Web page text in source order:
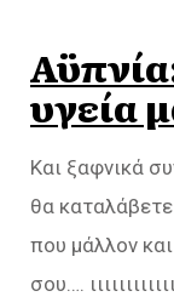
υγεία
Και ξαφνικά
θα
που μάλλον
σου….